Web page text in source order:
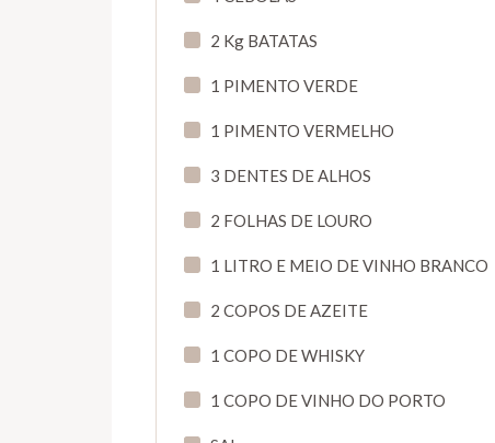
2 Kg BATATAS
1 PIMENTO VERDE
1 PIMENTO VERMELHO
3 DENTES DE ALHOS
2 FOLHAS DE LOURO
1 LITRO E MEIO DE VINHO BRANCO
2 COPOS DE AZEITE
1 COPO DE WHISKY
1 COPO DE VINHO DO PORTO